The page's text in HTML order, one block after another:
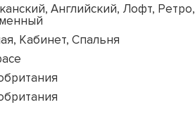
Английский, Лофт, Ретро,
Кабинет, Спальня